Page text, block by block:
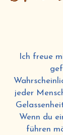
​​Ich freue
jeder
Wenn du
führen